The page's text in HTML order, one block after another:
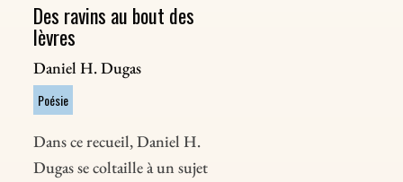
Des ravins au bout des
lèvres
Daniel H. Dugas
Poésie
Dans ce recueil, Daniel H.
Dugas se coltaille à un sujet